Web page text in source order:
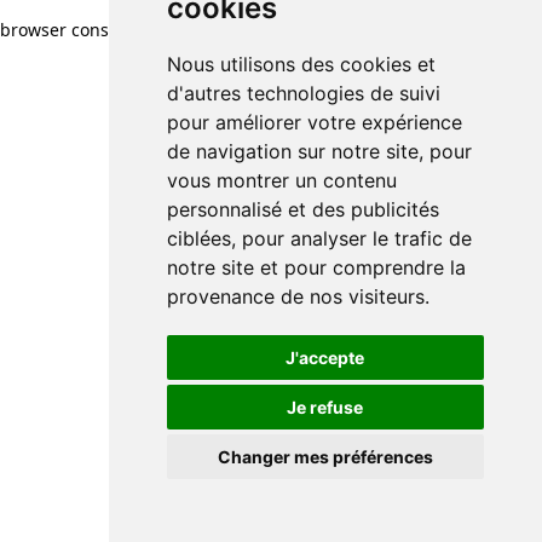
cookies
Nous utilisons des cookies et
d'autres technologies de suivi
pour améliorer votre expérience
de navigation sur notre site, pour
vous montrer un contenu
personnalisé et des publicités
ciblées, pour analyser le trafic de
notre site et pour comprendre la
provenance de nos visiteurs.
J'accepte
Je refuse
Changer mes préférences
browser console for more information)